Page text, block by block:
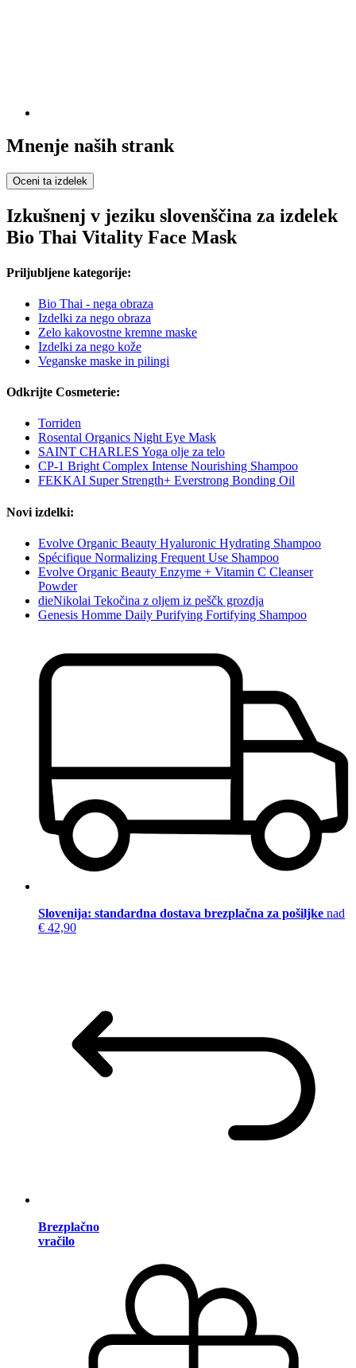
Mnenje naših strank
Oceni ta izdelek
Izkušnenj v jeziku slovenščina za izdelek
Bio Thai Vitality Face Mask
Priljubljene kategorije:
Bio Thai - nega obraza
Izdelki za nego obraza
Zelo kakovostne kremne maske
Izdelki za nego kože
Veganske maske in pilingi
Odkrijte Cosmeterie:
Torriden
Rosental Organics Night Eye Mask
SAINT CHARLES Yoga olje za telo
CP-1 Bright Complex Intense Nourishing Shampoo
FEKKAI Super Strength+ Everstrong Bonding Oil
Novi izdelki:
Evolve Organic Beauty Hyaluronic Hydrating Shampoo
Spécifique Normalizing Frequent Use Shampoo
Evolve Organic Beauty Enzyme + Vitamin C Cleanser
Powder
dieNikolai Tekočina z oljem iz peščk grozdja
Genesis Homme Daily Purifying Fortifying Shampoo
Slovenija: standardna dostava brezplačna za pošiljke nad
€ 42,90
Brezplačno
vračilo